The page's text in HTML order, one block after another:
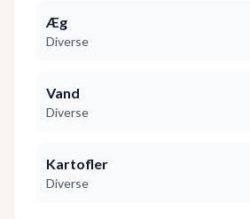
Æg
Diverse
Vand
Diverse
Kartofler
Diverse